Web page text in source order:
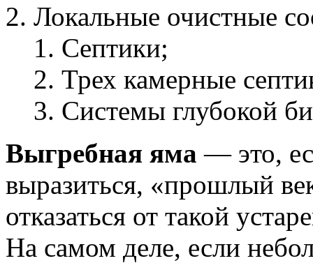
Локальные очистные
Септики;
Трех камерные
Системы глубокой
Выгребная яма — это,
выразиться, «прошлый
отказаться от такой
На самом деле, если